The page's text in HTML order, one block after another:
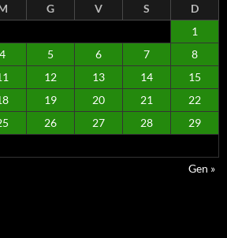
G V S
D
1
4 5 6 7
8
12 13 14
15
19 20 21
22
26 27 28
29
Gen »